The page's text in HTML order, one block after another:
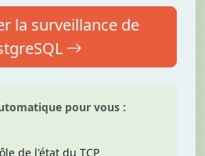
la surveillance de
pour vous :
de l'état du TCP